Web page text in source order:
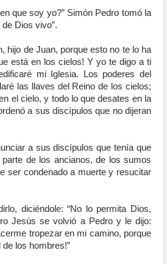
que soy yo?” Simón Pedro tomó la
Dios vivo”.
hijo de Juan, porque esto no te lo ha
está en los cielos! Y yo te digo a ti
mi Iglesia. Los poderes del
las llaves del Reino de los cielos;
el cielo, y todo lo que desates en la
a sus discípulos que no dijeran
a sus discípulos que tenía que
de los ancianos, de los sumos
ser condenado a muerte y resucitar
diciéndole: “No lo permita Dios,
Jesús se volvió a Pedro y le dijo:
tropezar en mi camino, porque
los hombres!”